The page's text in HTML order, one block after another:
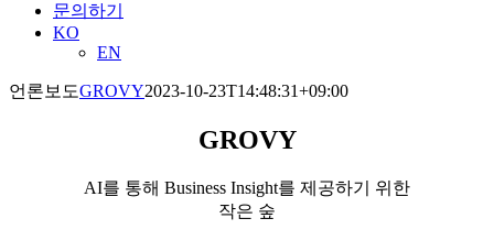
문의하기
KO
EN
언론보도GROVY2023-10-23T14:48:31+09:00
GROVY
AI를 통해 Business Insight를 제공하기 위한
작은 숲